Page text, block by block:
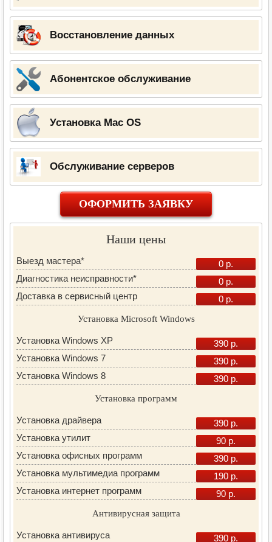
Восстановление данных
Абонентское обслуживание
Установка Mac OS
Обслуживание серверов
ОФОРМИТЬ ЗАЯВКУ
Наши цены
Выезд мастера*
0 р.
Диагностика неисправности*
0 р.
Доставка в сервисный центр
0 р.
Установка Microsoft Windows
Установка Windows XP
390 р.
Установка Windows 7
390 р.
Установка Windows 8
390 р.
Установка программ
Установка драйвера
390 р.
Установка утилит
90 р.
Установка офисных программ
390 р.
Установка мультимедиа программ
190 р.
Установка интернет программ
90 р.
Антивирусная защита
Установка антивируса
390 р.